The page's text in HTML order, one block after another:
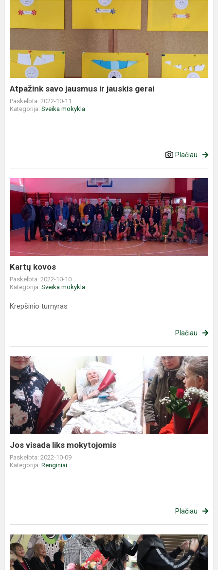
Atpažink
savo
jausmus
jauskis
gerai
Atpažink savo jausmus ir jauskis gerai
Paskelbta: 2022-10-11
Kategorija: Sveika mokykla
Plačiau
Kartų
kovos
Kartų kovos
Paskelbta: 2022-10-10
Kategorija: Sveika mokykla
Krepšinio turnyras
Plačiau
Jos
visada
liks
mokytojomis
Jos visada liks mokytojomis
Paskelbta: 2022-10-09
Kategorija: Renginiai
Plačiau
Šventėme
tarptautinę
mokytojo